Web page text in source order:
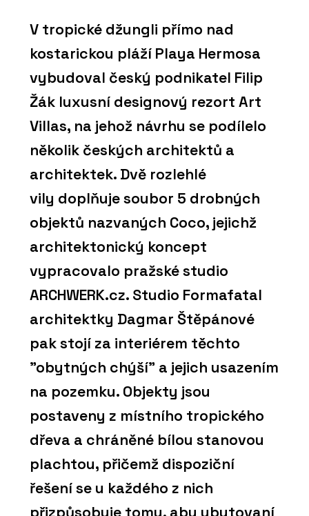
V tropické džungli přímo nad
kostarickou pláží Playa Hermosa
vybudoval český podnikatel Filip
Žák luxusní designový rezort Art
Villas, na jehož návrhu se podílelo
několik českých architektů a
architektek. Dvě rozlehlé
vily doplňuje soubor 5 drobných
objektů nazvaných Coco, jejichž
architektonický koncept
vypracovalo pražské studio
ARCHWERK.cz. Studio Formafatal
architektky Dagmar Štěpánové
pak stojí za interiérem těchto
"obytných chýší" a jejich usazením
na pozemku. Objekty jsou
postaveny z místního tropického
dřeva a chráněné bílou stanovou
plachtou, přičemž dispoziční
řešení se u každého z nich